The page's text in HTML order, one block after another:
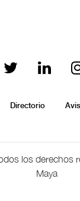
Directorio
los derechos
Maya